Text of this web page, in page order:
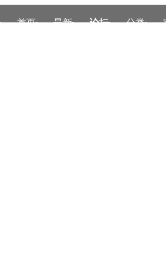
首页 最新 论坛 分类